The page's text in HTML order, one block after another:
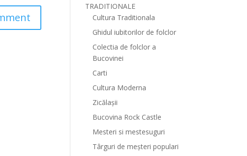
TRADITIONALE
Cultura Traditionala
Ghidul iubitorilor de folclor
Colectia de folclor a
Bucovinei
Carti
Cultura Moderna
Zicălașii
Bucovina Rock Castle
Mesteri si mestesuguri
Târguri de meșteri populari